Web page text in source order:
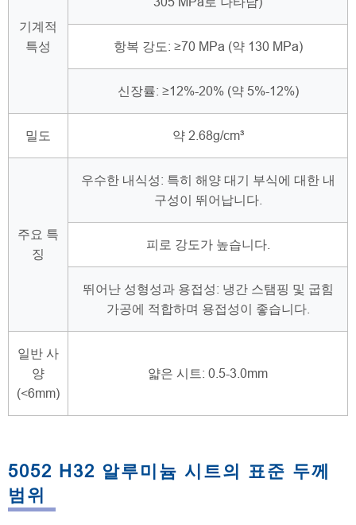
기계적
특성
항복 강도: ≥70 MPa (약 130 MPa)
신장률: ≥12%-20% (약 5%-12%)
밀도 약 2.68g/cm³
주요 특
징
우수한 내식성: 특히 해양 대기 부식에 대한 내
구성이 뛰어납니다.
피로 강도가 높습니다.
뛰어난 성형성과 용접성: 냉간 스탬핑 및 굽힘
가공에 적합하며 용접성이 좋습니다.
일반 사
양
(<6mm)
얇은 시트: 0.5-3.0mm
5052 H32 알루미늄 시트의 표준 두께
범위